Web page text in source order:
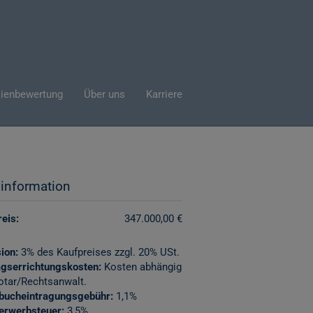
Über uns Karriere
347.000,00 €
3% des Kaufpreises zzgl. 20% USt.
Kosten abhängig
Rechtsanwalt.
1,1%